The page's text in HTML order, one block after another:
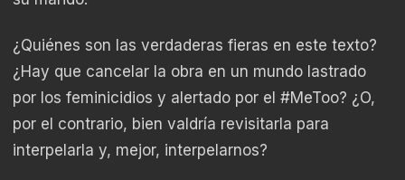
¿Quiénes son las verdaderas fieras en este texto?
¿Hay que cancelar la obra en un mundo lastrado
por los feminicidios y alertado por el #MeToo? ¿O,
por el contrario, bien valdría revisitarla para
interpelarla y, mejor, interpelarnos?